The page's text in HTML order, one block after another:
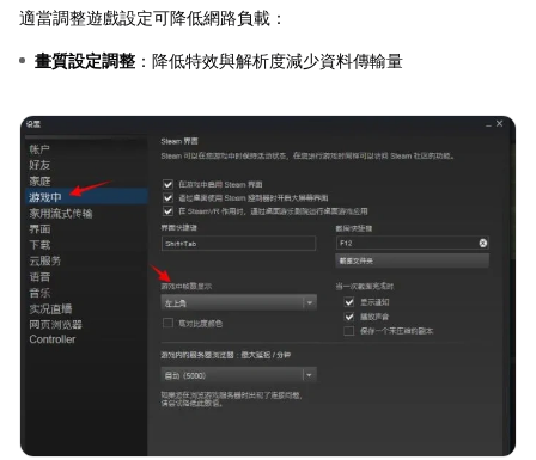
適當調整遊戲設定可降低網路負載：
畫質設定調整 ：降低特效與解析度減少資料傳輸量